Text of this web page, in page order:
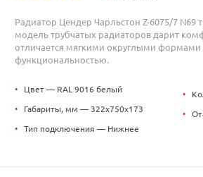
Радиатор Цендер Чарльстон Z-6075/7 N69
модель трубчатых радиаторов дарит
отличается мягкими округлыми формами
функциональностью.
• Цвет — RAL 9016 белый
• Габариты, мм — 322x750x173
• Тип подключения — Нижнее
•
•